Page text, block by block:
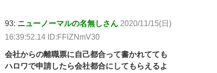
93: ニューノーマルの名無しさん 2020/11/15(日)
16:39:52.14 ID:FFlZNmV30
会社からの離職票に自己都合って書かれてても
ハロワで申請したら会社都合にしてもらえるよ